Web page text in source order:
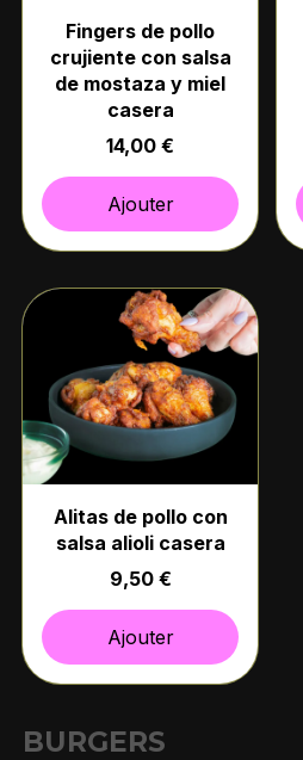
Fingers de pollo
crujiente con salsa
de mostaza y miel
casera
14,00 €
Ajouter
Alitas de pollo con
salsa alioli casera
9,50 €
Ajouter
BURGERS